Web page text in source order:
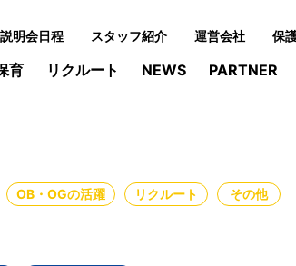
説明会日程 スタッフ紹介 運営会社 保
育 リクルート NEWS PARTNER
OB・OGの活躍 リクルート その他